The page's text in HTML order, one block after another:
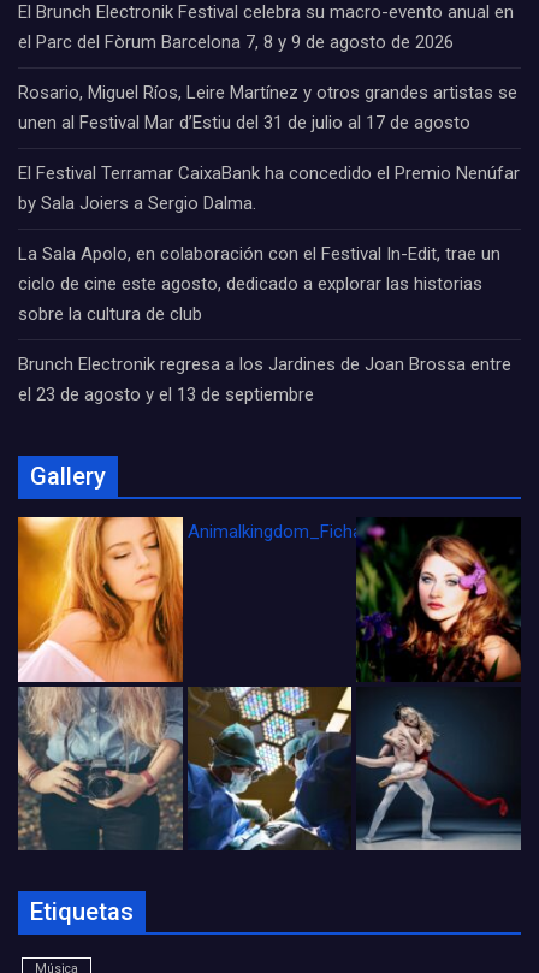
El Brunch Electronik Festival celebra su macro-evento anual en
el Parc del Fòrum Barcelona 7, 8 y 9 de agosto de 2026
Rosario, Miguel Ríos, Leire Martínez y otros grandes artistas se
unen al Festival Mar d’Estiu del 31 de julio al 17 de agosto
El Festival Terramar CaixaBank ha concedido el Premio Nenúfar
by Sala Joiers a Sergio Dalma.
La Sala Apolo, en colaboración con el Festival In-Edit, trae un
ciclo de cine este agosto, dedicado a explorar las historias
sobre la cultura de club
Brunch Electronik regresa a los Jardines de Joan Brossa entre
el 23 de agosto y el 13 de septiembre
Gallery
Animalkingdom_FichaCine
Etiquetas
Música